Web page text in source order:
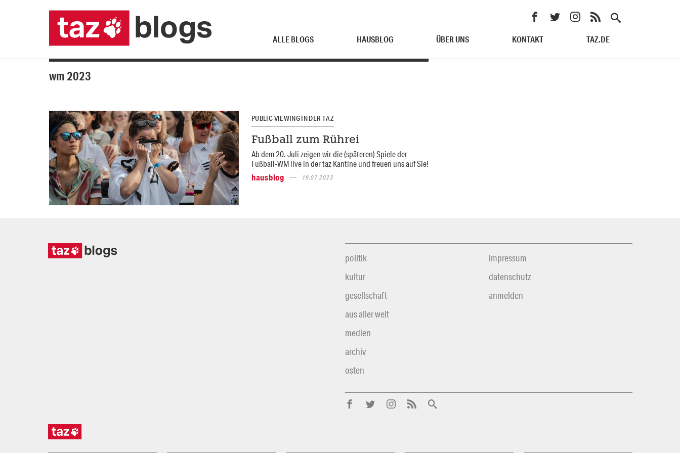
ALLE BLOGS HAUSBLOG ÜBER UNS KONTAKT TAZ.DE
wm 2023
PUBLIC VIEWING IN DER TAZ
Fußball zum Rührei
Ab dem 20. Juli zeigen wir die (späteren) Spiele der
Fußball-WM live in der taz Kantine und freuen uns auf Sie!
hausblog
19.07.2023
politik
kultur
gesellschaft
aus aller welt
medien
archiv
osten
impressum
datenschutz
anmelden